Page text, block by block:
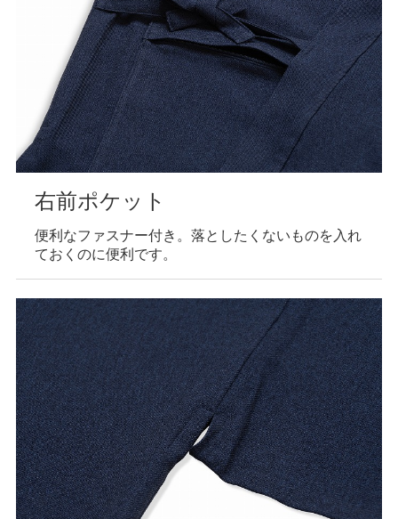
右前ポケット
便利なファスナー付き。落としたくないものを入れ
ておくのに便利です。